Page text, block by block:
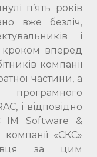
п’ять років
вже безліч,
і
кроком вперед
компанії
частини, а
і відповідно
IM Software &
«СКС»
за цим